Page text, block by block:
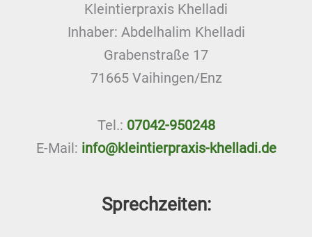
Kleintierpraxis Khelladi
Inhaber: Abdelhalim Khelladi
Grabenstraße 17
71665 Vaihingen/Enz
Tel.: 07042-950248
E-Mail: info@kleintierpraxis-khelladi.de
Sprechzeiten: